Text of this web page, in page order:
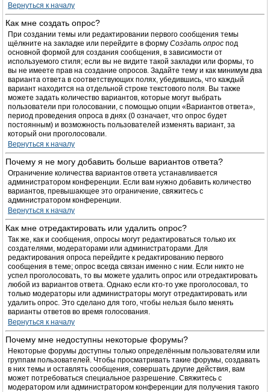
Вернуться к началу
Как мне создать опрос?
При создании темы или редактировании первого сообщения темы
щёлкните на закладке или перейдите в форму Создать опрос под
основной формой для создания сообщения, в зависимости от
используемого стиля; если вы не видите такой закладки или формы, то
вы не имеете прав на создание опросов. Задайте тему и как минимум два
варианта ответа в соответствующих полях, убедившись, что каждый
вариант находится на отдельной строке текстового поля. Вы также
можете задать количество вариантов, которые могут выбрать
пользователи при голосовании, с помощью опции «Вариантов ответа»,
период проведения опроса в днях (0 означает, что опрос будет
постоянным) и возможность пользователей изменять вариант, за
который они проголосовали.
Вернуться к началу
Почему я не могу добавить больше вариантов ответа?
Ограничение количества вариантов ответа устанавливается
администратором конференции. Если вам нужно добавить количество
вариантов, превышающее это ограничение, свяжитесь с
администратором конференции.
Вернуться к началу
Как мне отредактировать или удалить опрос?
Так же, как и сообщения, опросы могут редактироваться только их
создателями, модераторами или администраторами. Для
редактирования опроса перейдите к редактированию первого
сообщения в теме; опрос всегда связан именно с ним. Если никто не
успел проголосовать, то вы можете удалить опрос или отредактировать
любой из вариантов ответа. Однако если кто-то уже проголосовал, то
только модераторы или администраторы могут отредактировать или
удалить опрос. Это сделано для того, чтобы нельзя было менять
варианты ответов во время голосования.
Вернуться к началу
Почему мне недоступны некоторые форумы?
Некоторые форумы доступны только определённым пользователям или
группам пользователей. Чтобы просматривать такие форумы, создавать
в них темы и оставлять сообщения, совершать другие действия, вам
может потребоваться специальное разрешение. Свяжитесь с
модератором или администратором конференции для получения такого